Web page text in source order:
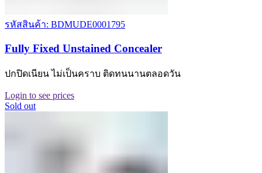
รหัสสินค้า: BDMUDE0001795
Fully Fixed Unstained Concealer
ปกปิดเนียน ไม่เป็นคราบ ติดทนนานตลอดวัน
Login to see prices
Sold out